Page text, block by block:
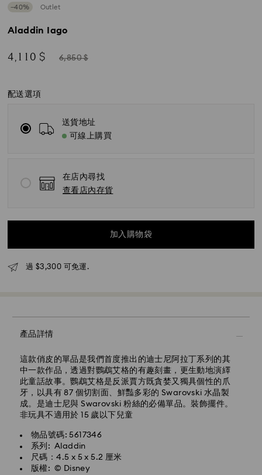
−40% Outlet
Aladdin Iago
Now
4,110 $
Instead
6,850 $
配送選項
送貨地址
可線上購買
在店內尋找
查看店內存貨
加入購物袋
過 $3,300 可免運.
產品詳情
這款俏皮的單品是我們首度推出的迪士尼阿拉丁系列的其
中一款作品，透過對鸚鵡艾格的有趣刻畫，更生動地演繹
此童話故事。鸚鵡艾格是反派賈方既貪婪又獨具個性的爪
牙，以具有 87 個切割面、鮮豔多彩的 Swarovski 水晶製
成。是迪士尼與 Swarovski 粉絲的必備單品。裝飾擺件。
非玩具不適用於 15 歲以下兒童
物品號碼: 5617346
系列: Aladdin
尺碼：4.5 x 5 x 5.2 厘米
版權: © Disney